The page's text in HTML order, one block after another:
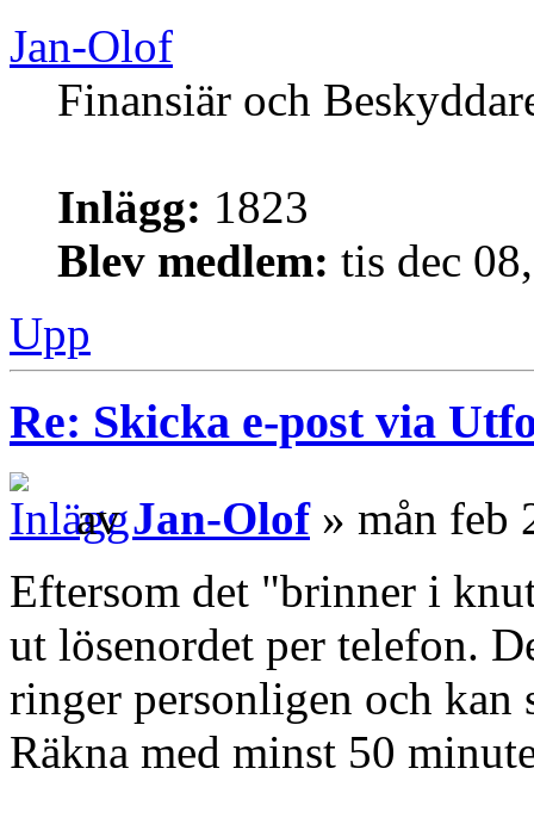
Jan-Olof
Finansiär och
Inlägg: 1823
Blev medlem: tis dec
Upp
Re: Skicka e-post via
avJan-Olof» mån feb
Eftersom det "brinner i
ut lösenordet per telefon.
ringer personligen och kan
Räkna med minst 50